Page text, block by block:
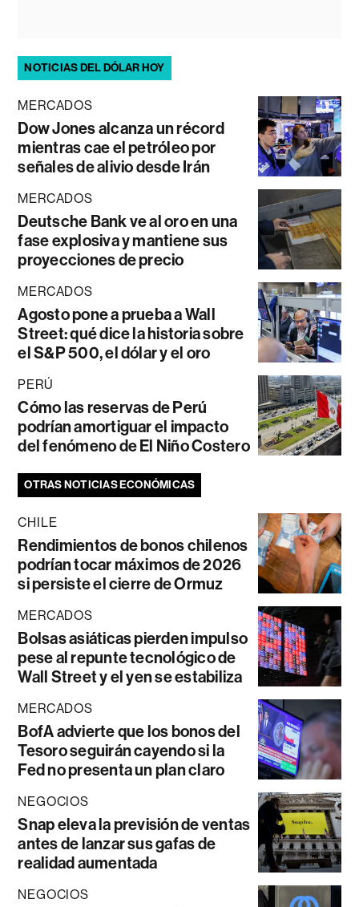
NOTICIAS DEL DÓLAR HOY
MERCADOS
Dow Jones alcanza un récord
mientras cae el petróleo por
señales de alivio desde Irán
MERCADOS
Deutsche Bank ve al oro en una
fase explosiva y mantiene sus
proyecciones de precio
MERCADOS
Agosto pone a prueba a Wall
Street: qué dice la historia sobre
el S&P 500, el dólar y el oro
PERÚ
Cómo las reservas de Perú
podrían amortiguar el impacto
del fenómeno de El Niño Costero
OTRAS NOTICIAS ECONÓMICAS
CHILE
Rendimientos de bonos chilenos
podrían tocar máximos de 2026
si persiste el cierre de Ormuz
MERCADOS
Bolsas asiáticas pierden impulso
pese al repunte tecnológico de
Wall Street y el yen se estabiliza
MERCADOS
BofA advierte que los bonos del
Tesoro seguirán cayendo si la
Fed no presenta un plan claro
NEGOCIOS
Snap eleva la previsión de ventas
antes de lanzar sus gafas de
realidad aumentada
NEGOCIOS